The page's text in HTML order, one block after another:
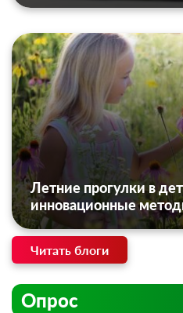
Летние прогулки в
инновационные
Читать блоги
Опрос